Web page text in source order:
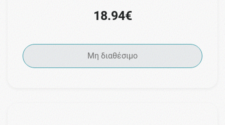
18.94€
Μη διαθέσιμο